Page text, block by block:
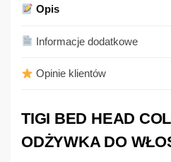
Opis
Informacje dodatkowe
Opinie klientów
TIGI BED HEAD
ODŻYWKA DO